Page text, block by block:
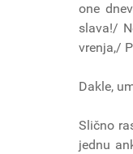
one
slava!/
vrenja,/
Dakle,
Slično
jednu